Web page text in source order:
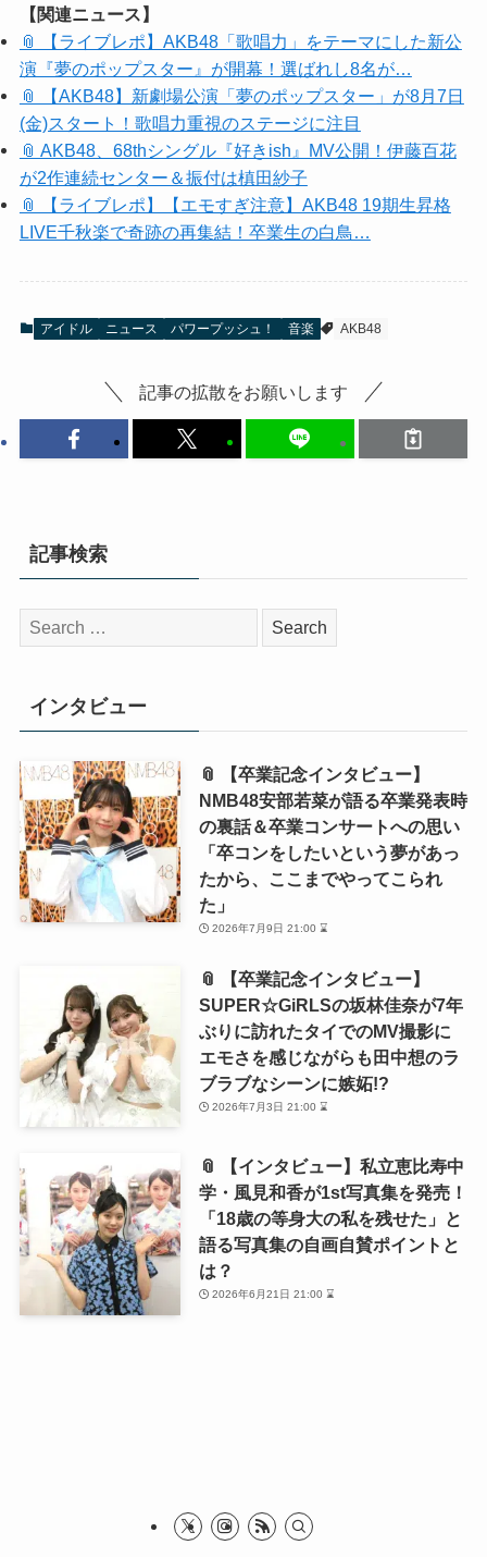
【関連ニュース】
📎 【ライブレポ】AKB48「歌唱力」をテーマにした新公
演『夢のポップスター』が開幕！選ばれし8名が…
📎 【AKB48】新劇場公演「夢のポップスター」が8月7日
(金)スタート！歌唱力重視のステージに注目
📎 AKB48、68thシングル『好きish』MV公開！伊藤百花
が2作連続センター＆振付は槙田紗子
📎 【ライブレポ】【エモすぎ注意】AKB48 19期生昇格
LIVE千秋楽で奇跡の再集結！卒業生の白鳥…
アイドル ニュース パワープッシュ！ 音楽 AKB48
記事の拡散をお願いします
記事検索
検
索:
インタビュー
📎 【卒業記念インタビュー】
NMB48安部若菜が語る卒業発表時
の裏話＆卒業コンサートへの思い
「卒コンをしたいという夢があっ
たから、ここまでやってこられ
た」
2026年7月9日 21:00 ⌛
📎 【卒業記念インタビュー】
SUPER☆GiRLSの坂林佳奈が7年
ぶりに訪れたタイでのMV撮影に
エモさを感じながらも田中想のラ
ブラブなシーンに嫉妬!?
2026年7月3日 21:00 ⌛
📎 【インタビュー】私立恵比寿中
学・風見和香が1st写真集を発売！
「18歳の等身大の私を残せた」と
語る写真集の自画自賛ポイントと
は？
2026年6月21日 21:00 ⌛